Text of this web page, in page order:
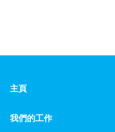
主頁
我們的工作